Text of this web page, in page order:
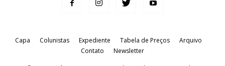
Capa Colunistas Expediente Tabela de Preços
Arquivo
Contato
Newsletter